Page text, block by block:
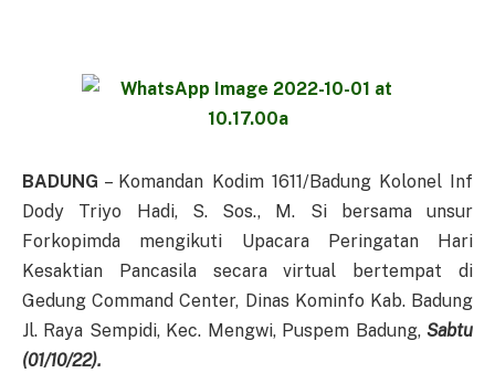
BADUNG – Komandan Kodim 1611/Badung Kolonel Inf
Dody Triyo Hadi, S. Sos., M. Si bersama unsur
Forkopimda mengikuti Upacara Peringatan Hari
Kesaktian Pancasila secara virtual bertempat di
Gedung Command Center, Dinas Kominfo Kab. Badung
Jl. Raya Sempidi, Kec. Mengwi, Puspem Badung, Sabtu
(01/10/22).